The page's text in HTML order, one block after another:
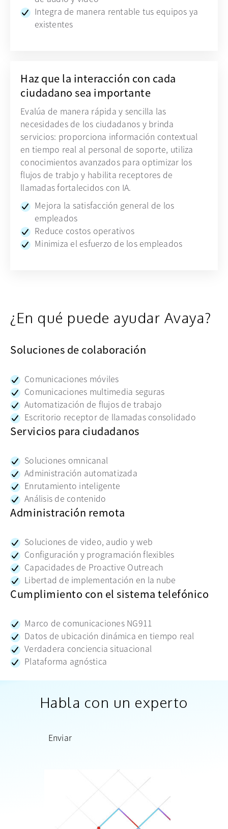
Integra de manera rentable tus equipos ya
existentes
Haz que la interacción con cada
ciudadano sea importante
Evalúa de manera rápida y sencilla las
necesidades de los ciudadanos y brinda
servicios: proporciona información contextual
en tiempo real al personal de soporte, utiliza
conocimientos avanzados para optimizar los
flujos de trabjo y habilita receptores de
llamadas fortalecidos con IA.
Mejora la satisfacción general de los
empleados
Reduce costos operativos
Minimiza el esfuerzo de los empleados
¿En qué puede ayudar Avaya?
Soluciones de colaboración
Comunicaciones móviles
Comunicaciones multimedia seguras
Automatización de flujos de trabajo
Escritorio receptor de llamadas consolidado
Servicios para ciudadanos
Soluciones omnicanal
Administración automatizada
Enrutamiento inteligente
Análisis de contenido
Administración remota
Soluciones de video, audio y web
Configuración y programación flexibles
Capacidades de Proactive Outreach
Libertad de implementación en la nube
Cumplimiento con el sistema telefónico
Marco de comunicaciones NG911
Datos de ubicación dinámica en tiempo real
Verdadera conciencia situacional
Plataforma agnóstica
Habla con un experto
Enviar